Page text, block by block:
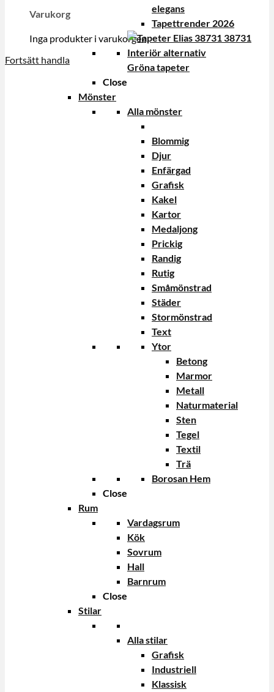
Varukorg
Inga produkter i varukorgen.
Fortsätt handla
elegans
Tapettrender 2026
Gröna tapeter
Close
Mönster
Alla mönster
Blommig
Djur
Enfärgad
Grafisk
Kakel
Kartor
Medaljong
Prickig
Randig
Rutig
Småmönstrad
Städer
Stormönstrad
Text
Ytor
Betong
Marmor
Metall
Naturmaterial
Sten
Tegel
Textil
Trä
Borosan Hem
Close
Rum
Vardagsrum
Kök
Sovrum
Hall
Barnrum
Close
Stilar
Alla stilar
Grafisk
Industriell
Klassisk